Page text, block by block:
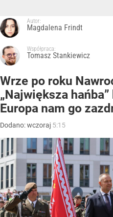
Autor:
Magdalena Frindt
Współpraca:
Tomasz Stankiewicz
Wrze po roku
„Największa hańba”
Europa nam go
Dodano:wczoraj 5:15